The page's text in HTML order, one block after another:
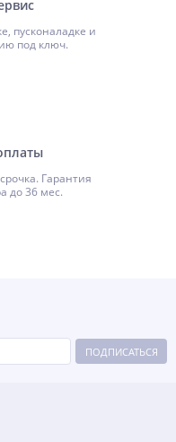
пусконаладке и
под ключ.
Гарантия
до 36 мес.
ПОДПИСАТЬСЯ